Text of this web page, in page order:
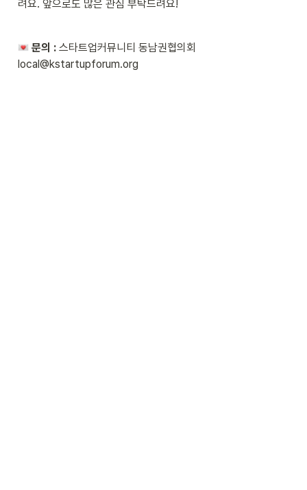
려요. 앞으로도 많은 관심 부탁드려요!
문의 : 스타트업커뮤니티 동남권협의회
local@kstartupforum.org